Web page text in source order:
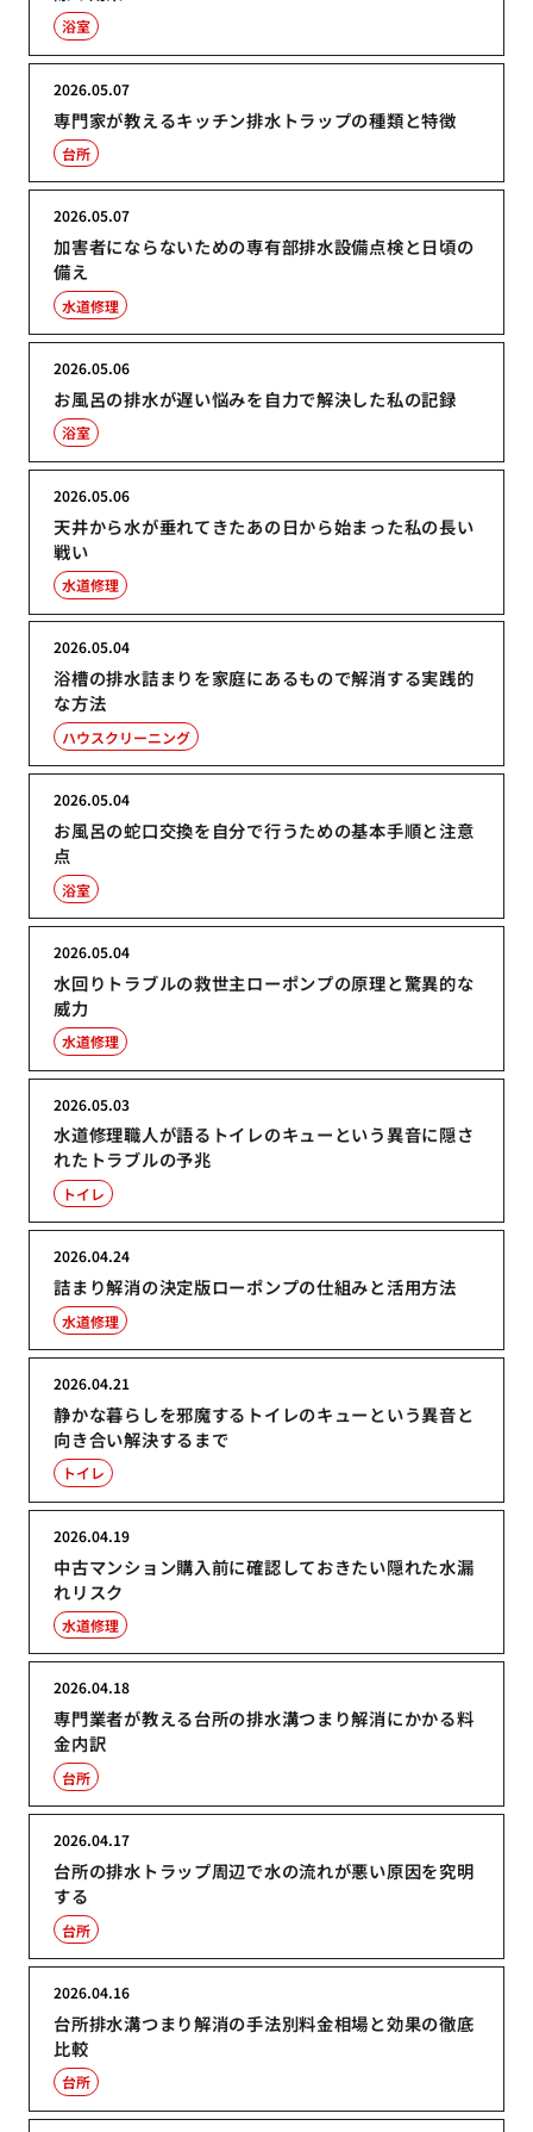
浴室
専門家が教えるキッチン排水トラップの種類と特徴
2026.05.07
台所
加害者にならないための専有部排水設備点検と日頃の
備え
2026.05.07
水道修理
お風呂の排水が遅い悩みを自力で解決した私の記録
2026.05.06
浴室
天井から水が垂れてきたあの日から始まった私の長い
戦い
2026.05.06
水道修理
浴槽の排水詰まりを家庭にあるもので解消する実践的
な方法
2026.05.04
ハウスクリーニング
お風呂の蛇口交換を自分で行うための基本手順と注意
点
2026.05.04
浴室
水回りトラブルの救世主ローポンプの原理と驚異的な
威力
2026.05.04
水道修理
水道修理職人が語るトイレのキューという異音に隠さ
れたトラブルの予兆
2026.05.03
トイレ
詰まり解消の決定版ローポンプの仕組みと活用方法
2026.04.24
水道修理
静かな暮らしを邪魔するトイレのキューという異音と
向き合い解決するまで
2026.04.21
トイレ
中古マンション購入前に確認しておきたい隠れた水漏
れリスク
2026.04.19
水道修理
専門業者が教える台所の排水溝つまり解消にかかる料
金内訳
2026.04.18
台所
台所の排水トラップ周辺で水の流れが悪い原因を究明
する
2026.04.17
台所
台所排水溝つまり解消の手法別料金相場と効果の徹底
比較
2026.04.16
台所